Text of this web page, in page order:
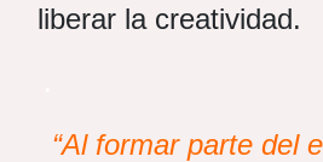
liberar la creatividad.
“Al formar parte del